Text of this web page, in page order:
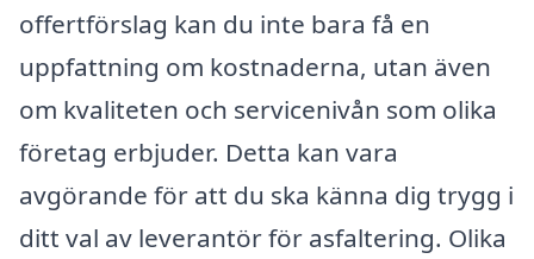
offertförslag kan du inte bara få en
uppfattning om kostnaderna, utan även
om kvaliteten och servicenivån som olika
företag erbjuder. Detta kan vara
avgörande för att du ska känna dig trygg i
ditt val av leverantör för asfaltering. Olika